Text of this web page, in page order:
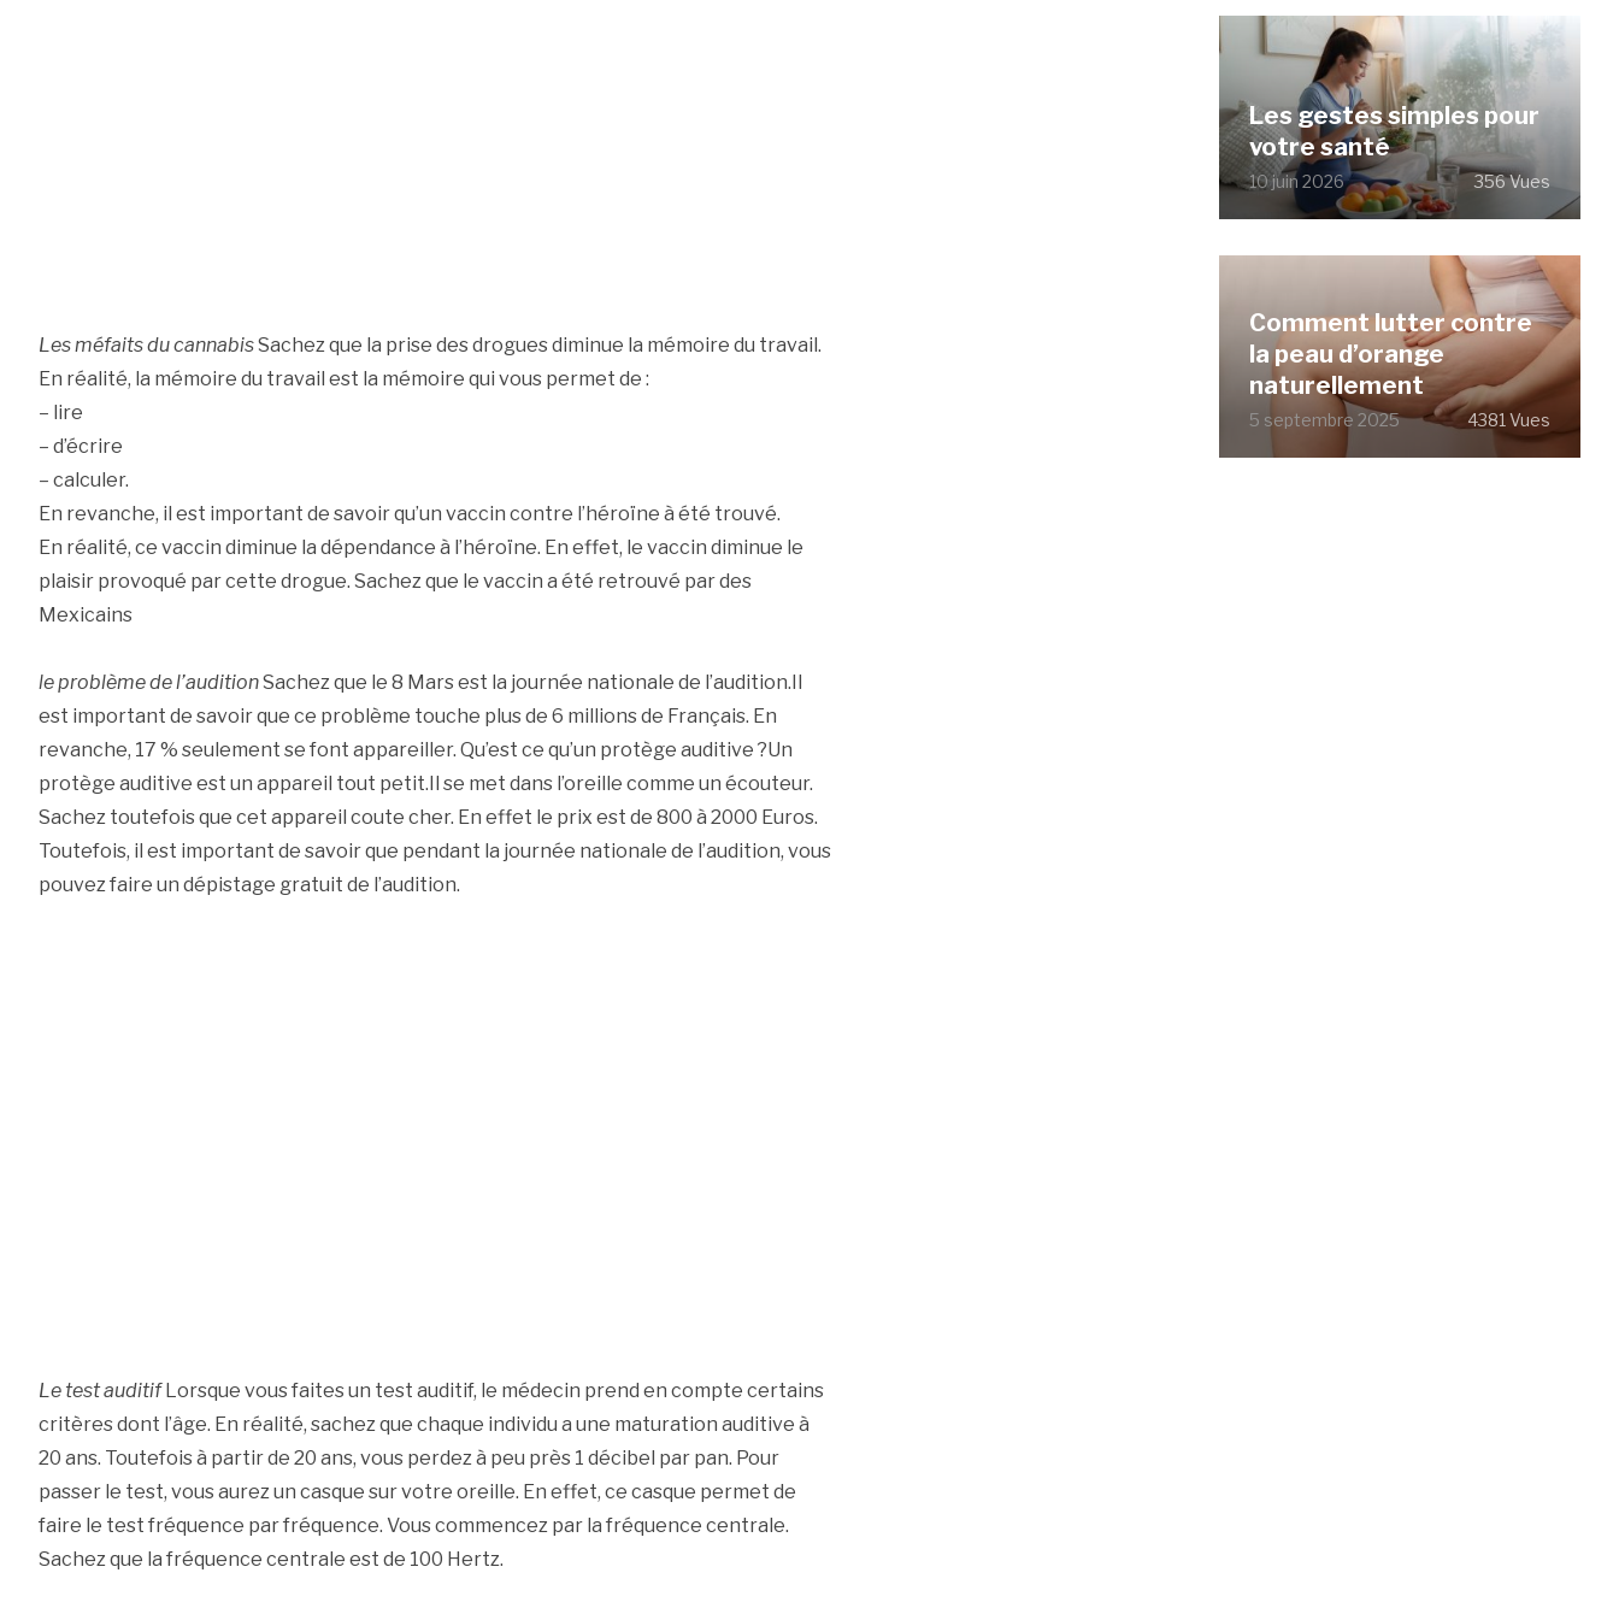
Les méfaits du cannabisSachez que la prise des drogues diminue la mémoire du travail.
En réalité, la mémoire du travail est la mémoire qui vous permet de :
– lire
– d’écrire
– calculer.
En revanche, il est important de savoir qu’un vaccin contre l’héroïne à été trouvé.
En réalité, ce vaccin diminue la dépendance à l’héroïne. En effet, le vaccin diminue le
plaisir provoqué par cette drogue. Sachez que le vaccin a été retrouvé par des
Mexicains
le problème de l’auditionSachez que le 8 Mars est la journée nationale de l’audition.Il
est important de savoir que ce problème touche plus de 6 millions de Français. En
revanche, 17 % seulement se font appareiller. Qu’est ce qu’un protège auditive ?Un
protège auditive est un appareil tout petit.Il se met dans l’oreille comme un écouteur.
Sachez toutefois que cet appareil coute cher. En effet le prix est de 800 à 2000 Euros.
Toutefois, il est important de savoir que pendant la journée nationale de l’audition, vous
pouvez faire un dépistage gratuit de l’audition.
Le test auditifLorsque vous faites un test auditif, le médecin prend en compte certains
critères dont l’âge. En réalité, sachez que chaque individu a une maturation auditive à
20 ans. Toutefois à partir de 20 ans, vous perdez à peu près 1 décibel par pan. Pour
passer le test, vous aurez un casque sur votre oreille. En effet, ce casque permet de
faire le test fréquence par fréquence. Vous commencez par la fréquence centrale.
Sachez que la fréquence centrale est de 100 Hertz.
Les gestes simples pour
votre santé
10 juin 2026 356 Vues
Comment lutter contre
la peau d’orange
naturellement
5 septembre 2025 4381 Vues